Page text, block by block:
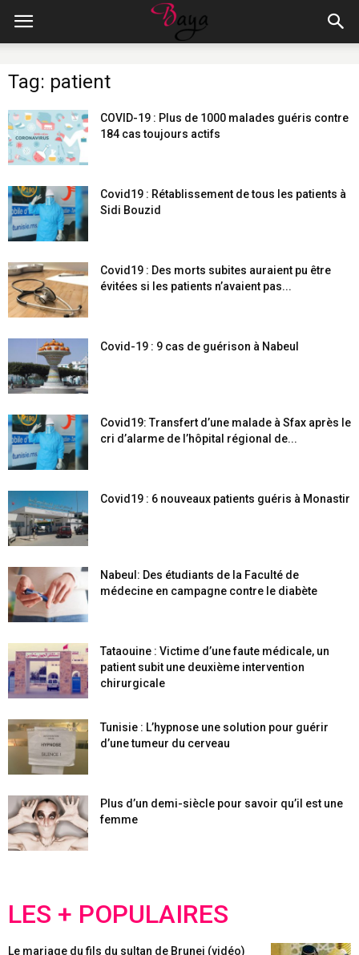
Tag: patient
COVID-19 : Plus de 1000 malades guéris contre
184 cas toujours actifs
Covid19 : Rétablissement de tous les patients à
Sidi Bouzid
Covid19 : Des morts subites auraient pu être
évitées si les patients n’avaient pas...
Covid-19 : 9 cas de guérison à Nabeul
Covid19: Transfert d’une malade à Sfax après le
cri d’alarme de l’hôpital régional de...
Covid19 : 6 nouveaux patients guéris à Monastir
Nabeul: Des étudiants de la Faculté de
médecine en campagne contre le diabète
Tataouine : Victime d’une faute médicale, un
patient subit une deuxième intervention
chirurgicale
Tunisie : L’hypnose une solution pour guérir
d’une tumeur du cerveau
Plus d’un demi-siècle pour savoir qu’il est une
femme
LES + POPULAIRES
Le mariage du fils du sultan de Brunei (vidéo)